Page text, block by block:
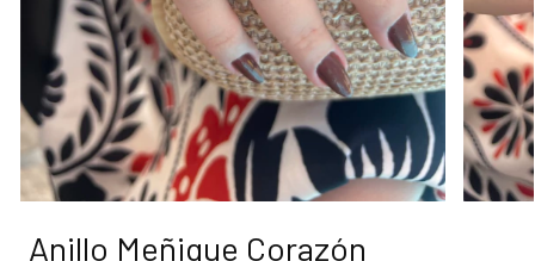
Anillo Meñique Corazón